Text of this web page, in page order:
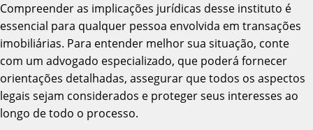
Compreender as implicações jurídicas desse instituto é
essencial para qualquer pessoa envolvida em transações
imobiliárias. Para entender melhor sua situação, conte
com um advogado especializado, que poderá fornecer
orientações detalhadas, assegurar que todos os aspectos
legais sejam considerados e proteger seus interesses ao
longo de todo o processo.